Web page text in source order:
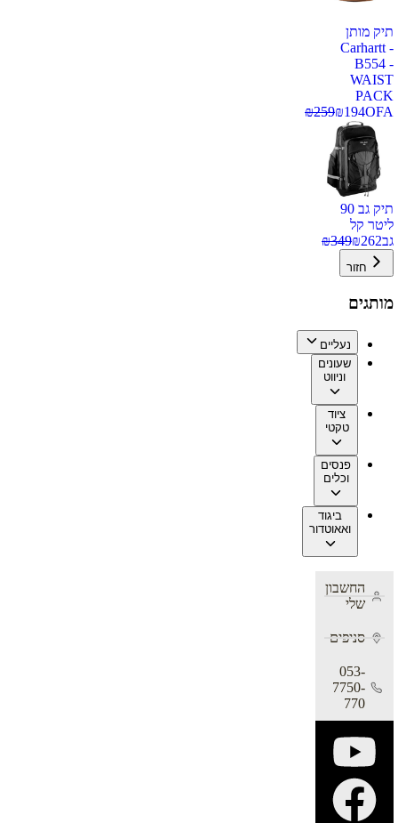
תיק מותן
Carhartt -
B554 -
WAIST
PACK
OFA
₪194
₪259
תיק גב 90
ליטר קל
גב
₪262
₪349
חזור
מותגים
נעליים
שעונים
וניווט
ציוד
טקטי
פנסים
וכלים
ביגוד
ואאוטדור
החשבון
שלי
סניפים
053-
7750-
770